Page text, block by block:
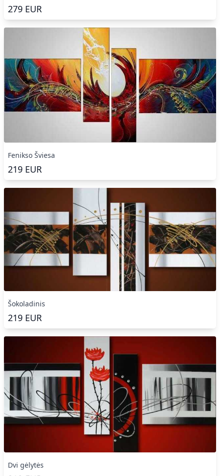
279 EUR
Fenikso Šviesa
219 EUR
Šokoladinis
219 EUR
Dvi gėlytės